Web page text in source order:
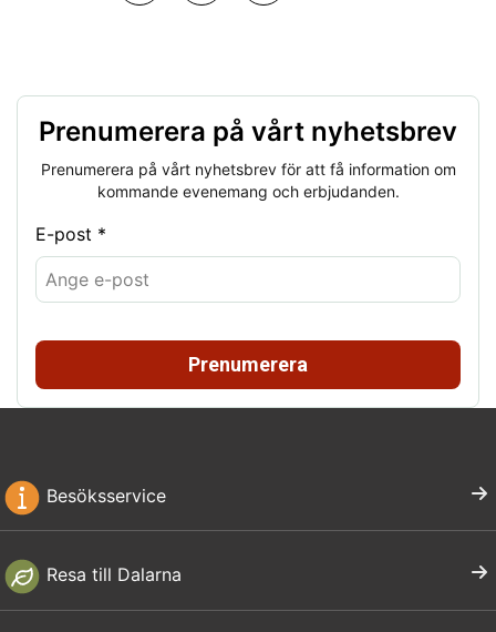
Prenumerera på vårt nyhetsbrev
Prenumerera på vårt nyhetsbrev för att få information om
kommande evenemang och erbjudanden.
E-post *
Prenumerera
Besöksservice
Resa till Dalarna